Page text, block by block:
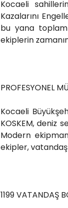
Kocaeli
Kazalarını
bu yana
ekiplerin
PROFESYONEL
Kocaeli
KOSKEM, deniz
Modern
ekipler,
1199 VATANDAŞ